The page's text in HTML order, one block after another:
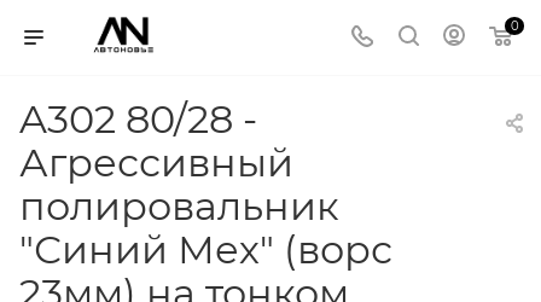
0
A302 80/28 -
Агрессивный
полировальник
"Синий Мех" (ворс